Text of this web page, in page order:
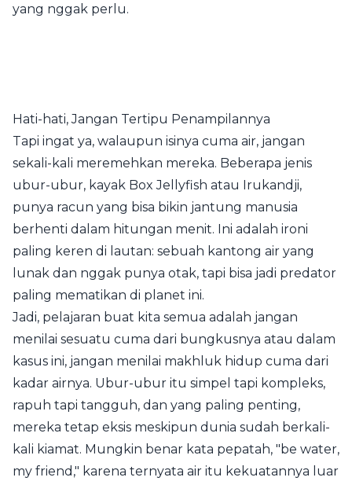
yang nggak perlu.
Hati-hati, Jangan Tertipu Penampilannya
Tapi ingat ya, walaupun isinya cuma air, jangan
sekali-kali meremehkan mereka. Beberapa jenis
ubur-ubur, kayak Box Jellyfish atau Irukandji,
punya racun yang bisa bikin jantung manusia
berhenti dalam hitungan menit. Ini adalah ironi
paling keren di lautan: sebuah kantong air yang
lunak dan nggak punya otak, tapi bisa jadi predator
paling mematikan di planet ini.
Jadi, pelajaran buat kita semua adalah jangan
menilai sesuatu cuma dari bungkusnya atau dalam
kasus ini, jangan menilai makhluk hidup cuma dari
kadar airnya. Ubur-ubur itu simpel tapi kompleks,
rapuh tapi tangguh, dan yang paling penting,
mereka tetap eksis meskipun dunia sudah berkali-
kali kiamat. Mungkin benar kata pepatah, "be water,
my friend," karena ternyata air itu kekuatannya luar